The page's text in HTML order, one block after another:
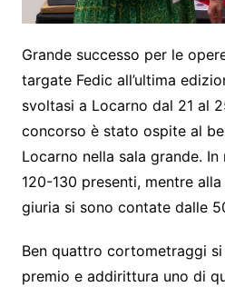
Grande successo per le
targate Fedic all’ultima
svoltasi a Locarno dal 21 al
concorso è stato ospite al
Locarno nella sala grande.
120-130 presenti, mentre
giuria si sono contate dalle
Ben quattro cortometraggi
premio e addirittura uno di